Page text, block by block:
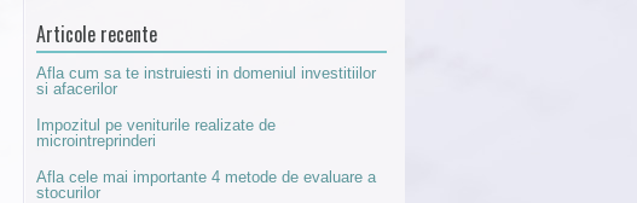
Articole recente
Afla cum sa te instruiesti in domeniul investitiilor
si afacerilor
Impozitul pe veniturile realizate de
microintreprinderi
Afla cele mai importante 4 metode de evaluare a
stocurilor